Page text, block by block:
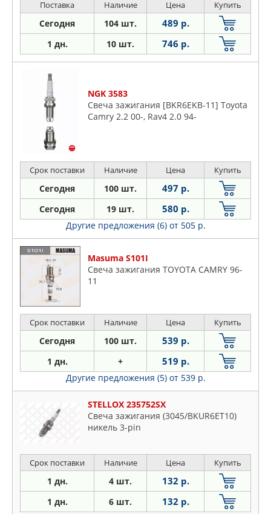
Поставка Наличие Цена Купить
Сегодня 104 шт. 489 р.
1 дн. 10 шт. 746 р.
NGK 3583
Свеча зажигания [BKR6EKB-11] Toyota
Camry 2.2 00-, Rav4 2.0 94-
Срок поставки Наличие Цена Купить
Сегодня 100 шт. 497 р.
Сегодня 19 шт. 580 р.
Другие предложения (6) от 505 р.
Masuma S101I
Свеча зажигания TOYOTA CAMRY 96-
11
Срок поставки Наличие Цена Купить
Сегодня 100 шт. 539 р.
1 дн. + 519 р.
Другие предложения (5) от 539 р.
STELLOX 235752SX
Свеча зажигания (3045/BKUR6ET10)
никель 3-pin
Срок поставки Наличие Цена Купить
1 дн. 4 шт. 132 р.
1 дн. 6 шт. 132 р.